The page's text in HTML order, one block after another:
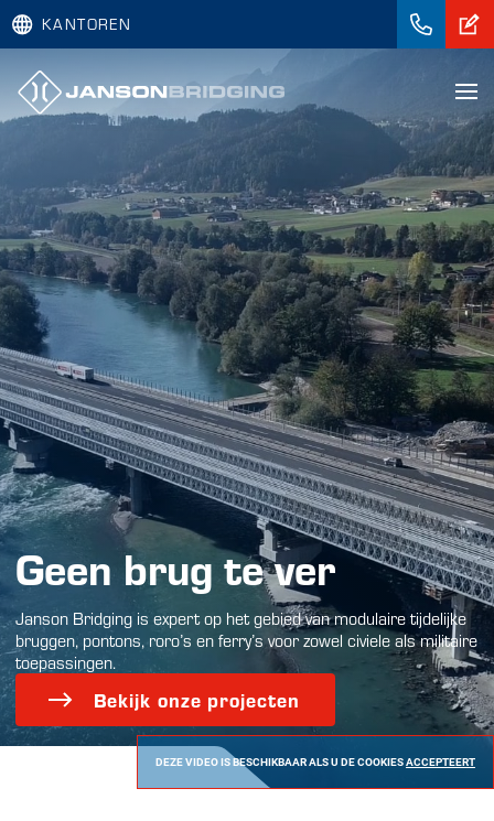
KANTOREN
Geen brug te ver
Janson Bridging is expert op het gebied van modulaire tijdelijke
bruggen, pontons, roro’s en ferry’s voor zowel civiele als militaire
toepassingen.
Bekijk onze projecten
DEZE VIDEO IS BESCHIKBAAR ALS U DE COOKIESACCEPTEERT